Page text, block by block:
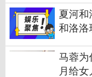
夏河和
和洛洛
马蓉为
月给女